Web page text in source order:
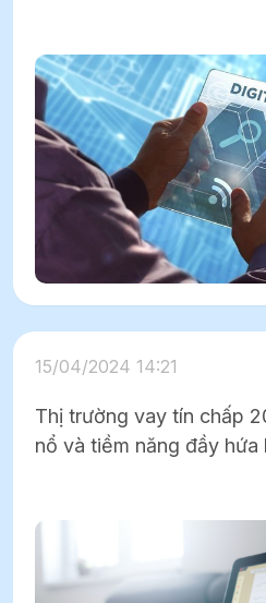
15/04/2024 14:21
Thị trường vay tín chấp
nổ và tiềm năng đầy hứa